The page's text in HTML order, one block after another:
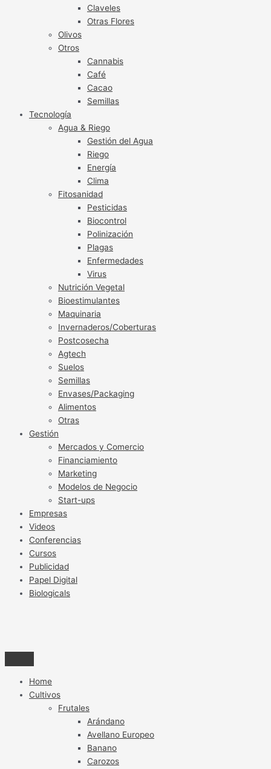
Claveles
Otras Flores
Olivos
Otros
Cannabis
Café
Cacao
Semillas
Tecnología
Agua & Riego
Gestión del Agua
Riego
Energía
Clima
Fitosanidad
Pesticidas
Biocontrol
Polinización
Plagas
Enfermedades
Virus
Nutrición Vegetal
Bioestimulantes
Maquinaria
Invernaderos/Coberturas
Postcosecha
Agtech
Suelos
Semillas
Envases/Packaging
Alimentos
Otras
Gestión
Mercados y Comercio
Financiamiento
Marketing
Modelos de Negocio
Start-ups
Empresas
Videos
Conferencias
Cursos
Publicidad
Papel Digital
Biologicals
Home
Cultivos
Frutales
Arándano
Avellano Europeo
Banano
Carozos